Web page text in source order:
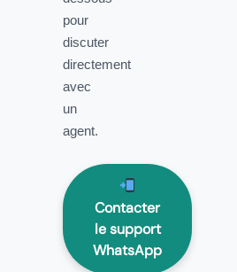
pour
discuter
directement
avec
un
agent.
Contacter
le support
WhatsApp